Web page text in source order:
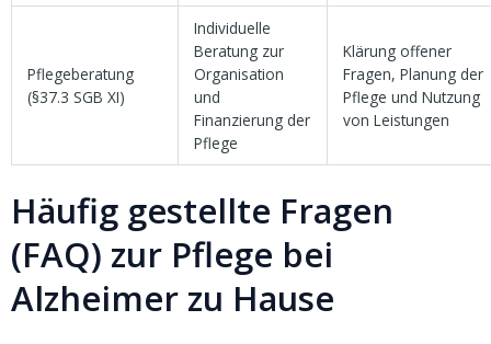
Pflegeberatung
(§37.3 SGB XI)
Individuelle
Beratung zur
Organisation
und
Finanzierung der
Pflege
Klärung offener
Fragen, Planung der
Pflege und Nutzung
von Leistungen
Häufig gestellte Fragen
(FAQ) zur Pflege bei
Alzheimer zu Hause